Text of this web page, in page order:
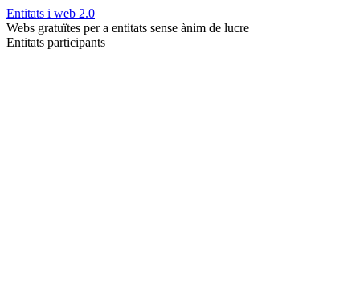
Entitats i web 2.0
Webs gratuïtes per a entitats sense ànim de lucre
Entitats participants